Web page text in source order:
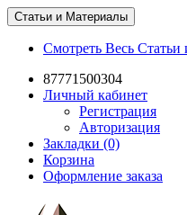
Статьи и Материалы
Смотреть Весь
87771500304
Личный кабинет
Регистрация
Авторизация
Закладки (0)
Корзина
Оформление заказа